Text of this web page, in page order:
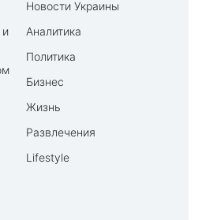
и
Новости Украины
Аналитика
Политика
Бизнес
Жизнь
Развлечения
Lifestyle